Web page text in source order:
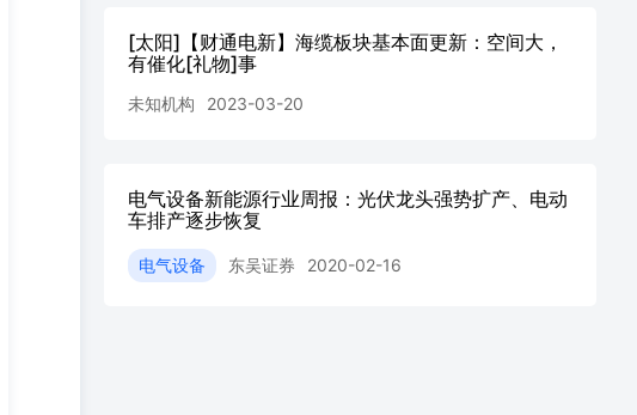
[太阳]【财通电新】海缆板块基本面更新：空间大，
有催化[礼物]事
未知机构 2023-03-20
电气设备新能源行业周报：光伏龙头强势扩产、电动
车排产逐步恢复
电气设备 东吴证券 2020-02-16